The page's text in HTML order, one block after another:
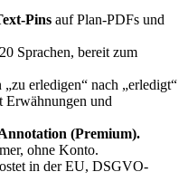
Pins auf Plan-PDFs und
Sprachen, bereit zum
erledigen“ nach „erledigt“
und
(Premium).
ohne Konto.
in der EU, DSGVO-